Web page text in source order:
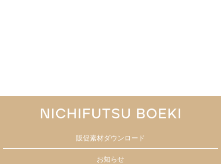
販促素材ダウンロード
お知らせ